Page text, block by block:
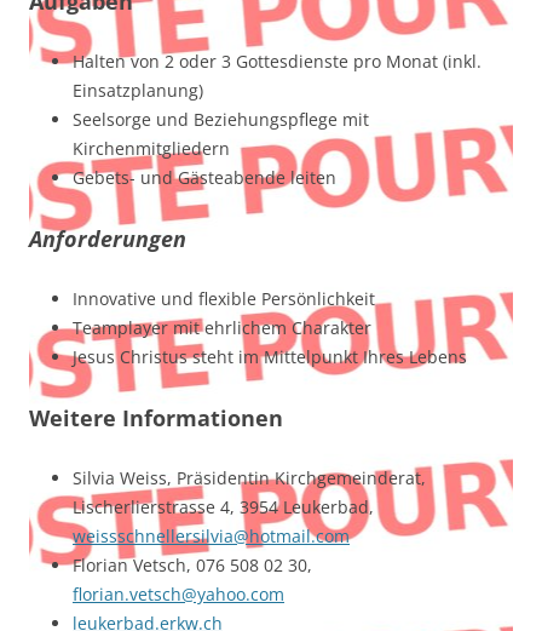
Halten von 2 oder 3 Gottesdienste pro Monat (inkl.
Einsatzplanung)
Seelsorge und Beziehungspflege mit
Kirchenmitgliedern
Gebets- und Gästeabende leiten
Anforderungen
Innovative und flexible Persönlichkeit
Teamplayer mit ehrlichem Charakter
Jesus Christus steht im Mittelpunkt Ihres Lebens
Weitere Informationen
Silvia Weiss, Präsidentin Kirchgemeinderat,
Lischerlierstrasse 4, 3954 Leukerbad,
weissschnellersilvia@hotmail.com
Florian Vetsch, 076 508 02 30,
florian.vetsch@yahoo.com
leukerbad.erkw.ch